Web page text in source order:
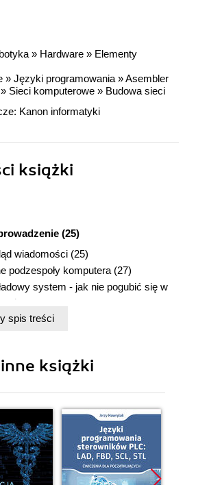
» Hardware » Elementy
» Języki programowania »Asembler
» Sieci komputerowe » Budowa sieci
Kanon informatyki
książki
(25)
wiadomości (25)
podzespoły komputera (27)
system - jak nie pogubić się w
żargonie (28)
ustanawiające standardy (33)
liczące (1642 - 1945) (35)
generacja - komputery
(1954 - 1965) (38)
Trzecia generacja - komputery
z układów scalonych (1965 -
spis treści
książki